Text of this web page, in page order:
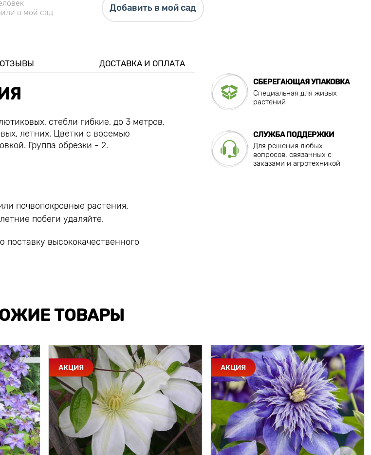
в мой сад
Добавить в мой сад
ОТЗЫВЫ ДОСТАВКА И ОПЛАТА
стебли гибкие, до 3 метров,
летних. Цветки с восемью
Группа обрезки - 2.
почвопокровные растения.
побеги удаляйте.
высококачественного
СБЕРЕГАЮЩАЯ УПАКОВКА
Специальная для живых
растений
СЛУЖБА ПОДДЕРЖКИ
Для решения любых
вопросов, связанных с
заказами и агротехникой
ТОВАРЫ
АКЦИЯ АКЦИЯ